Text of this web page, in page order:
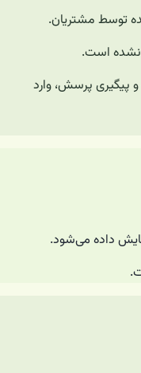
توسط مشتریان.
نشده است.
پیگیری پرسش، وارد
داده می‌شود.